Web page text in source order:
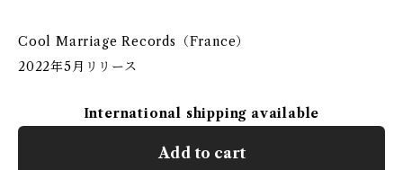
Cool Marriage Records（France）
2022年5月リリース
International shipping available
Add to cart